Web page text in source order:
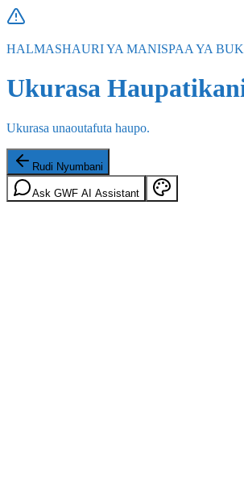
HALMASHAURI YA MANISPAA YA
Ukurasa
Ukurasa unaoutafuta haupo.
Rudi Nyumbani
Ask GWF AI Assistant